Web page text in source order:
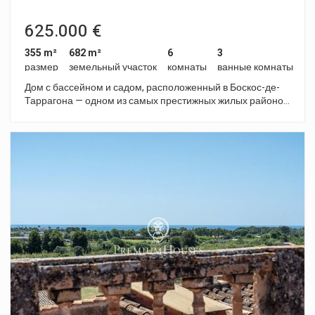
625.000 €
355 m²
размер
682 m²
земельный участок
6
комнаты
3
ванные комнаты
Дом с бассейном и садом, расположенный в Боскос-де-
Таррагона — одном из самых престижных жилых районов
отдельная кухня с выходом на боковую террасу и в сад,
спальня с двуспальной кроватью и полностью
оборудованная ванная комната. На втором этаже
расположена ночная зона, состоящая из трех спален с
двуспальными кроватями, одна из которых имеет
собственную ванную комнату и гардеробную, а также
дополнительную полностью оборудованную ванную